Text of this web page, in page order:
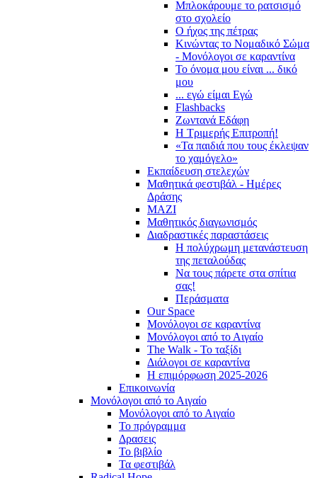
Μπλοκάρουμε το ρατσισμό
στο σχολείο
Ο ήχος της πέτρας
Κινώντας το Νομαδικό Σώμα
- Μονόλογοι σε καραντίνα
Το όνομα μου είναι ... δικό
μου
... εγώ είμαι Εγώ
Flashbacks
Ζωντανά Εδάφη
Η Τριμερής Επιτροπή!
«Τα παιδιά που τους έκλεψαν
το χαμόγελο»
Εκπαίδευση στελεχών
Μαθητικά φεστιβάλ - Ημέρες
Δράσης
ΜΑΖΙ
Μαθητικός διαγωνισμός
Διαδραστικές παραστάσεις
Η πολύχρωμη μετανάστευση
της πεταλούδας
Να τους πάρετε στα σπίτια
σας!
Περάσματα
Our Space
Μονόλογοι σε καραντίνα
Μονόλογοι από το Αιγαίο
The Walk - Το ταξίδι
Διάλογοι σε καραντίνα
Η επιμόρφωση 2025-2026
Επικοινωνία
Μονόλογοι από το Αιγαίο
Μονόλογοι από το Αιγαίο
Το πρόγραμμα
Δρασεις
Το βιβλίο
Τα φεστιβάλ